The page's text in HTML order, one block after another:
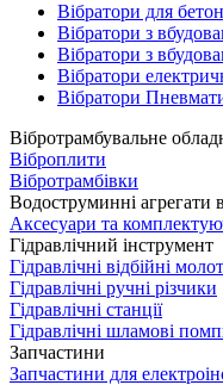
Вібратори для
Вібратори з
Вібратори з
Вібратори
Вібратори
Вібротрамбувальне
Віброплити
Вібротрамбівки
Водоструминні агрегати
Аксесуари та
Гідравлічний інструмент
Гідравлічні відбійні
Гідравлічні ручні різчики
Гідравлічні станції
Гідравлічні шламові
Запчастини
Запчастини для